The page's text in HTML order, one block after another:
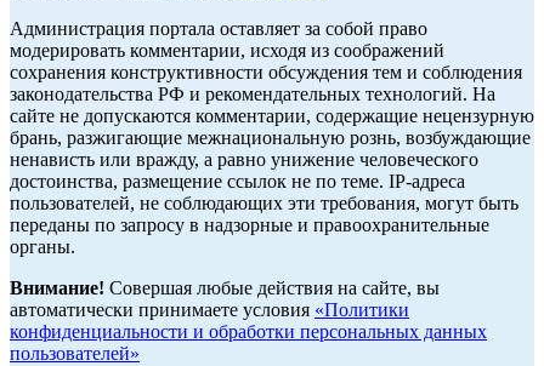
Администрация портала оставляет за собой право
модерировать комментарии, исходя из соображений
сохранения конструктивности обсуждения тем и соблюдения
законодательства РФ и рекомендательных технологий. На
сайте не допускаются комментарии, содержащие нецензурную
брань, разжигающие межнациональную рознь, возбуждающие
ненависть или вражду, а равно унижение человеческого
достоинства, размещение ссылок не по теме. IP-адреса
пользователей, не соблюдающих эти требования, могут быть
переданы по запросу в надзорные и правоохранительные
органы.
Внимание! Совершая любые действия на сайте, вы
автоматически принимаете условия «Политики
конфиденциальности и обработки персональных данных
пользователей»